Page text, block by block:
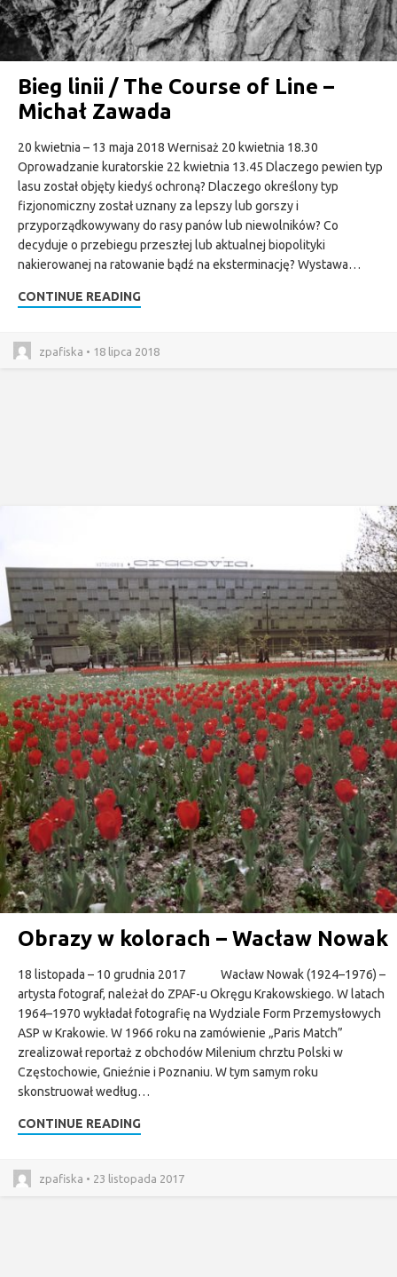
Bieg linii / The Course of Line –
Michał Zawada
20 kwietnia – 13 maja 2018 Wernisaż 20 kwietnia 18.30
Oprowadzanie kuratorskie 22 kwietnia 13.45 Dlaczego pewien typ
lasu został objęty kiedyś ochroną? Dlaczego określony typ
fizjonomiczny został uznany za lepszy lub gorszy i
przyporządkowywany do rasy panów lub niewolników? Co
decyduje o przebiegu przeszłej lub aktualnej biopolityki
nakierowanej na ratowanie bądź na eksterminację? Wystawa…
CONTINUE READING
zpafiska • 18 lipca 2018
Obrazy w kolorach – Wacław Nowak
18 listopada – 10 grudnia 2017 Wacław Nowak (1924–1976) –
artysta fotograf, należał do ZPAF-u Okręgu Krakowskiego. W latach
1964–1970 wykładał fotografię na Wydziale Form Przemysłowych
ASP w Krakowie. W 1966 roku na zamówienie „Paris Match”
zrealizował reportaż z obchodów Milenium chrztu Polski w
Częstochowie, Gnieźnie i Poznaniu. W tym samym roku
skonstruował według…
CONTINUE READING
zpafiska • 23 listopada 2017